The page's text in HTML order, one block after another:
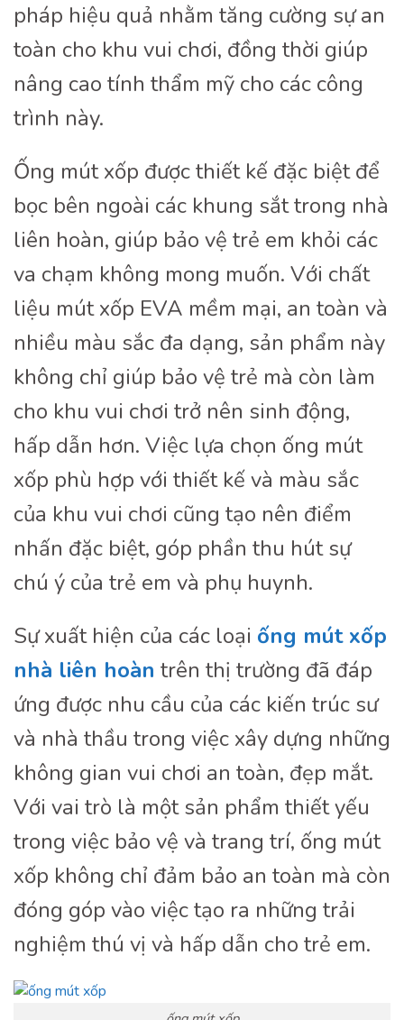
pháp hiệu quả nhằm tăng cường sự an
toàn cho khu vui chơi, đồng thời giúp
nâng cao tính thẩm mỹ cho các công
trình này.
Ống mút xốp được thiết kế đặc biệt để
bọc bên ngoài các khung sắt trong nhà
liên hoàn, giúp bảo vệ trẻ em khỏi các
va chạm không mong muốn. Với chất
liệu mút xốp EVA mềm mại, an toàn và
nhiều màu sắc đa dạng, sản phẩm này
không chỉ giúp bảo vệ trẻ mà còn làm
cho khu vui chơi trở nên sinh động,
hấp dẫn hơn. Việc lựa chọn ống mút
xốp phù hợp với thiết kế và màu sắc
của khu vui chơi cũng tạo nên điểm
nhấn đặc biệt, góp phần thu hút sự
chú ý của trẻ em và phụ huynh.
Sự xuất hiện của các loại ống mút xốp
nhà liên hoàn trên thị trường đã đáp
ứng được nhu cầu của các kiến trúc sư
và nhà thầu trong việc xây dựng những
không gian vui chơi an toàn, đẹp mắt.
Với vai trò là một sản phẩm thiết yếu
trong việc bảo vệ và trang trí, ống mút
xốp không chỉ đảm bảo an toàn mà còn
đóng góp vào việc tạo ra những trải
nghiệm thú vị và hấp dẫn cho trẻ em.